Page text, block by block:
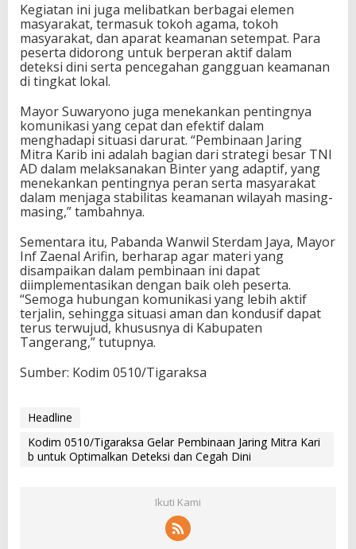
Kegiatan ini juga melibatkan berbagai elemen
masyarakat, termasuk tokoh agama, tokoh
masyarakat, dan aparat keamanan setempat. Para
peserta didorong untuk berperan aktif dalam
deteksi dini serta pencegahan gangguan keamanan
di tingkat lokal.
Mayor Suwaryono juga menekankan pentingnya
komunikasi yang cepat dan efektif dalam
menghadapi situasi darurat. “Pembinaan Jaring
Mitra Karib ini adalah bagian dari strategi besar TNI
AD dalam melaksanakan Binter yang adaptif, yang
menekankan pentingnya peran serta masyarakat
dalam menjaga stabilitas keamanan wilayah masing-
masing,” tambahnya.
Sementara itu, Pabanda Wanwil Sterdam Jaya, Mayor
Inf Zaenal Arifin, berharap agar materi yang
disampaikan dalam pembinaan ini dapat
diimplementasikan dengan baik oleh peserta.
“Semoga hubungan komunikasi yang lebih aktif
terjalin, sehingga situasi aman dan kondusif dapat
terus terwujud, khususnya di Kabupaten
Tangerang,” tutupnya.
Sumber: Kodim 0510/Tigaraksa
Headline
Kodim 0510/Tigaraksa Gelar Pembinaan Jaring Mitra Kari
b untuk Optimalkan Deteksi dan Cegah Dini
Ikuti Kami